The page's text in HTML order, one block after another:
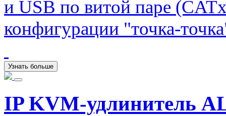
и USB по витой паре
конфигурации "точка-
Узнать больше
IP KVM-удлинитель